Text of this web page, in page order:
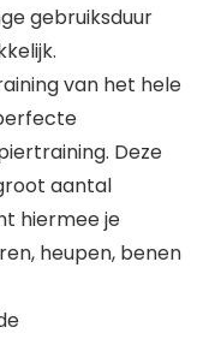
gebruiksduur
van het hele
Deze
aantal
hiermee je
heupen, benen